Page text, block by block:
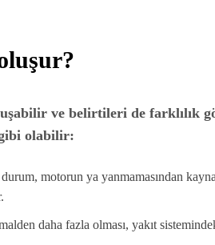
ve belirtileri de farklılık
olabilir:
durum, motorun ya yanmamasından
daha fazla olması, yakıt